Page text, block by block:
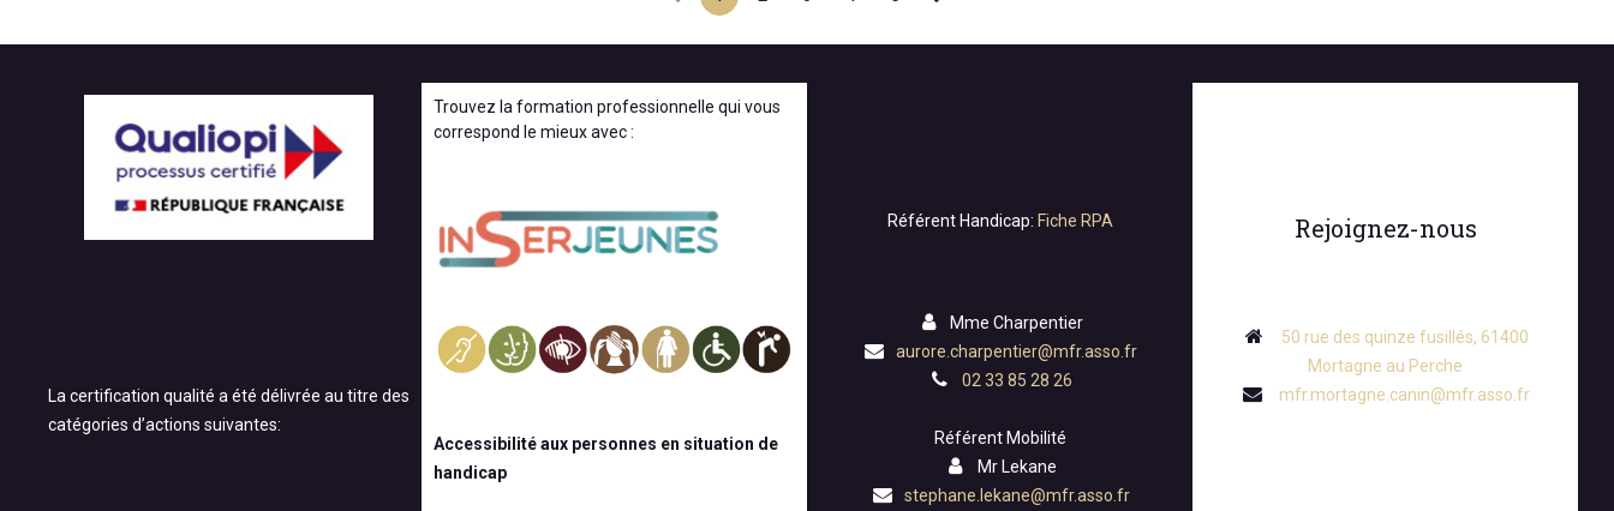
La certification qualité a été délivrée au titre des
catégories d’actions suivantes:
Trouvez la formation professionnelle qui vous
correspond le mieux avec :
Accessibilité aux personnes en situation de
handicap
Référent Handicap: Fiche RPA
Mme Charpentier
aurore.charpentier@mfr.asso.fr
02 33 85 28 26
Référent Mobilité
Mr Lekane
stephane.lekane@mfr.asso.fr
Rejoignez-nous
50 rue des quinze fusillés, 61400
Mortagne au Perche
mfr.mortagne.canin@mfr.asso.fr